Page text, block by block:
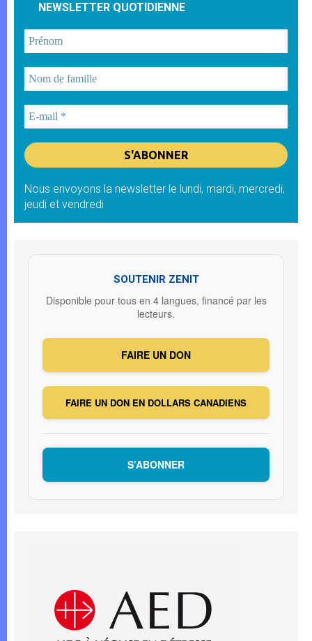
NEWSLETTER QUOTIDIENNE
Nous envoyons la newsletter le lundi, mardi, mercredi,
jeudi et vendredi
SOUTENIR ZENIT
Disponible pour tous en 4 langues, financé par les
lecteurs.
FAIRE UN DON
FAIRE UN DON EN DOLLARS CANADIENS
S’ABONNER